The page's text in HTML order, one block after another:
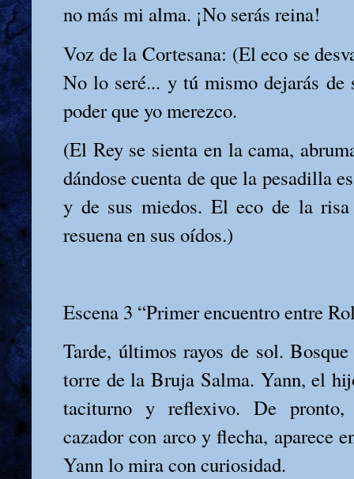
no más mi alma. ¡No serás reina!
Voz de la Cortesana: (El eco se
No lo seré... y tú mismo dejarás de
poder que yo merezco.
(El Rey se sienta en la cama,
dándose cuenta de que la pesadilla
y de sus miedos. El eco de la
resuena en sus oídos.)
Escena 3 “Primer encuentro entre
Tarde, últimos rayos de sol.
torre de la Bruja Salma. Yann, el
taciturno y reflexivo. De
cazador con arco y flecha, aparece
Yann lo mira con curiosidad.